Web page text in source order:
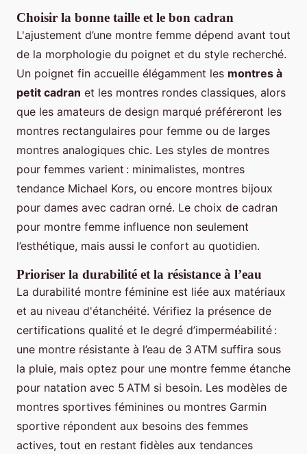
Choisir la bonne taille et le bon cadran
L'ajustement d’une montre femme dépend avant tout
de la morphologie du poignet et du style recherché.
Un poignet fin accueille élégamment les montres à
petit cadran et les montres rondes classiques, alors
que les amateurs de design marqué préféreront les
montres rectangulaires pour femme ou de larges
montres analogiques chic. Les styles de montres
pour femmes varient : minimalistes, montres
tendance Michael Kors, ou encore montres bijoux
pour dames avec cadran orné. Le choix de cadran
pour montre femme influence non seulement
l’esthétique, mais aussi le confort au quotidien.
Prioriser la durabilité et la résistance à l’eau
La durabilité montre féminine est liée aux matériaux
et au niveau d'étanchéité. Vérifiez la présence de
certifications qualité et le degré d’imperméabilité :
une montre résistante à l’eau de 3 ATM suffira sous
la pluie, mais optez pour une montre femme étanche
pour natation avec 5 ATM si besoin. Les modèles de
montres sportives féminines ou montres Garmin
sportive répondent aux besoins des femmes
actives, tout en restant fidèles aux tendances